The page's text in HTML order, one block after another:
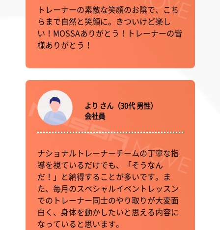
トレーナーの素敵な笑顔のお陰で、こち
らまで自然と笑顔に。きついけど楽し
い！MOSSAありがとう！トレーナーの皆
様ありがとう！
より さん（30代 男性）
会社員
ナショナルトレーナーチームの丁寧な指
導を視ているだけでも、「そうなん
だ！」と納得することが多いです。ま
た、毎月のスペシャルイベントレッスン
でのトレーナー同士のやり取りが大変面
白く、身体を動かしたいと思える内容に
なっていると思います。